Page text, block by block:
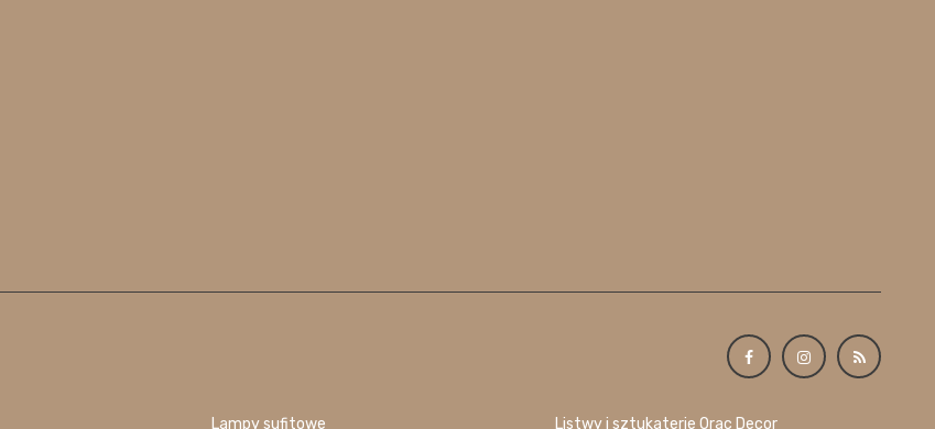
Lampy sufitowe Listwy i sztukaterie Orac Decor